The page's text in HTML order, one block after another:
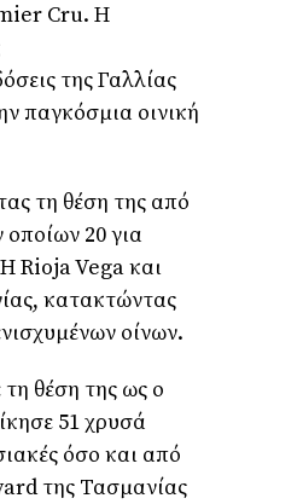
Cru. Η
της Γαλλίας
παγκόσμια οινική
τη θέση της από
20 για
ΗRioja Vegaκαι
κατακτώντας
οίνων.
θέση της ως ο
51 χρυσά
όσο και από
της Τασμανίας